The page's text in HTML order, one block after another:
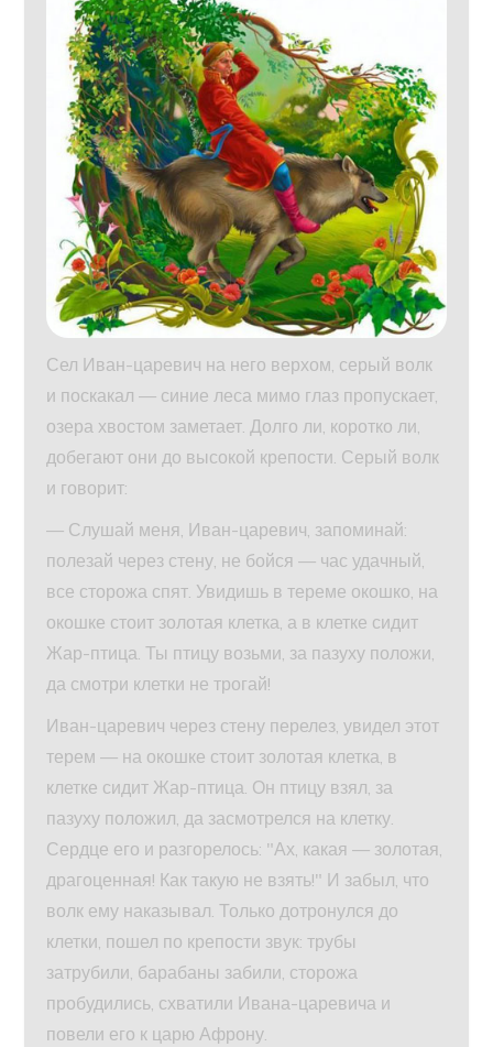
Сел Иван-царевич на него верхом, серый волк
и поскакал — синие леса мимо глаз пропускает,
озера хвостом заметает. Долго ли, коротко ли,
добегают они до высокой крепости. Серый волк
и говорит:
— Слушай меня, Иван-царевич, запоминай:
полезай через стену, не бойся — час удачный,
все сторожа спят. Увидишь в тереме окошко, на
окошке стоит золотая клетка, а в клетке сидит
Жар-птица. Ты птицу возьми, за пазуху положи,
да смотри клетки не трогай!
Иван-царевич через стену перелез, увидел этот
терем — на окошке стоит золотая клетка, в
клетке сидит Жар-птица. Он птицу взял, за
пазуху положил, да засмотрелся на клетку.
Сердце его и разгорелось: "Ах, какая — золотая,
драгоценная! Как такую не взять!" И забыл, что
волк ему наказывал. Только дотронулся до
клетки, пошел по крепости звук: трубы
затрубили, барабаны забили, сторожа
пробудились, схватили Ивана-царевича и
повели его к царю Афрону.